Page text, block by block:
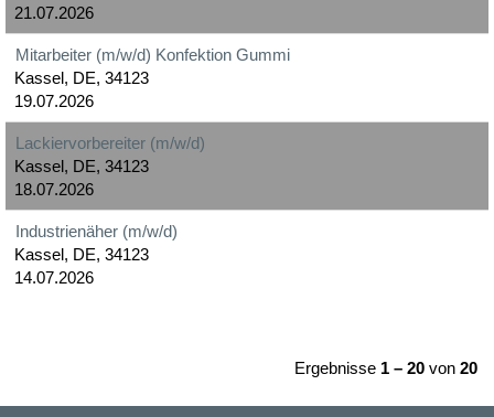
21.07.2026
Mitarbeiter (m/w/d) Konfektion Gummi
Kassel, DE, 34123
19.07.2026
Lackiervorbereiter (m/w/d)
Kassel, DE, 34123
18.07.2026
Industrienäher (m/w/d)
Kassel, DE, 34123
14.07.2026
Ergebnisse 1 – 20 von 20